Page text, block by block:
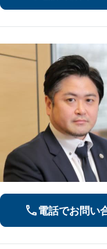
電話でお問い